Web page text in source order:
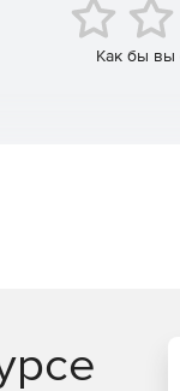
сервера и
Как бы вы